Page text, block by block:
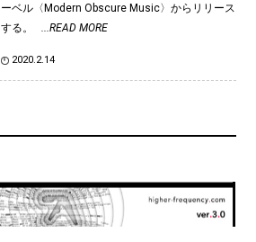
ーベル〈Modern Obscure Music〉からリリース
する。 ...READ MORE
2020.2.14